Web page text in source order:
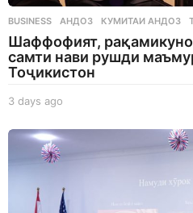
BUSINESS АНДОЗ ,КУМИТАИ АНДОЗ ,
Шаффофият,
самти нави рушди
Тоҷикистон
3 days ago
a
g
o